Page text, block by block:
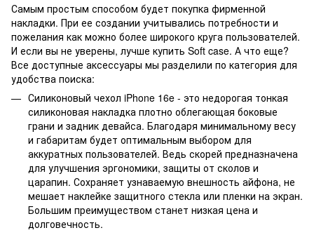
Самым простым способом будет покупка фирменной
накладки. При ее создании учитывались потребности и
пожелания как можно более широкого круга пользователей.
И если вы не уверены, лучше купить Soft case. А что еще?
Все доступные аксессуары мы разделили по категория для
удобства поиска:
Силиконовый чехол iPhone 16e - это недорогая тонкая
силиконовая накладка плотно облегающая боковые
грани и задник девайса. Благодаря минимальному весу
и габаритам будет оптимальным выбором для
аккуратных пользователей. Ведь скорей предназначена
для улучшения эргономики, защиты от сколов и
царапин. Сохраняет узнаваемую внешность айфона, не
мешает наклейке защитного стекла или пленки на экран.
Большим преимуществом станет низкая цена и
долговечность.